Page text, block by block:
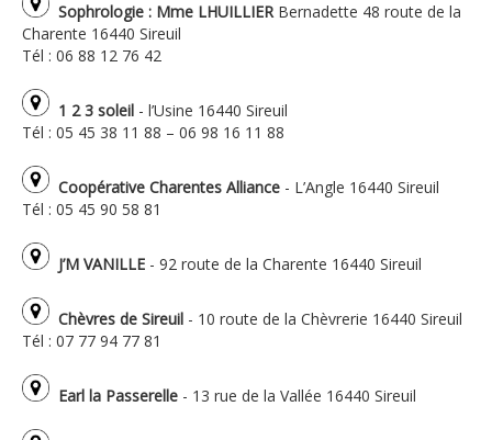
Sophrologie : Mme LHUILLIERBernadette 48 route de la
Charente 16440 Sireuil
Tél : 06 88 12 76 42
1 2 3 soleil - l’Usine 16440 Sireuil
Tél : 05 45 38 11 88 – 06 98 16 11 88
Coopérative Charentes Alliance - L’Angle 16440 Sireuil
Tél : 05 45 90 58 81
J’M VANILLE - 92 route de la Charente 16440 Sireuil
Chèvres de Sireuil - 10 route de la Chèvrerie 16440 Sireuil
Tél : 07 77 94 77 81
Earl la Passerelle - 13 rue de la Vallée 16440 Sireuil